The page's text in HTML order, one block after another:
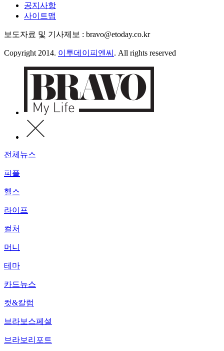
공지사항
사이트맵
보도자료 및 기사제보 : bravo@etoday.co.kr
Copyright 2014. 이투데이피엔씨 . All rights reserved
전체뉴스
피플
헬스
라이프
컬처
머니
테마
카드뉴스
컷&칼럼
브라보스페셜
브라보리포트